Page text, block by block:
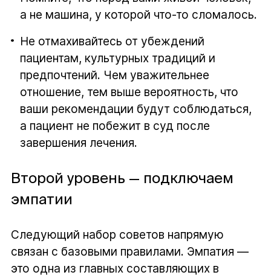
а не машина, у которой что-то сломалось.
Не отмахивайтесь от убеждений
пациентам, культурных традиций и
предпочтений. Чем уважительнее
отношение, тем выше вероятность, что
ваши рекомендации будут соблюдаться,
а пациент не побежит в суд после
завершения лечения.
Второй уровень — подключаем
эмпатии
Следующий набор советов напрямую
связан с базовыми правилами. Эмпатия —
это одна из главных составляющих в